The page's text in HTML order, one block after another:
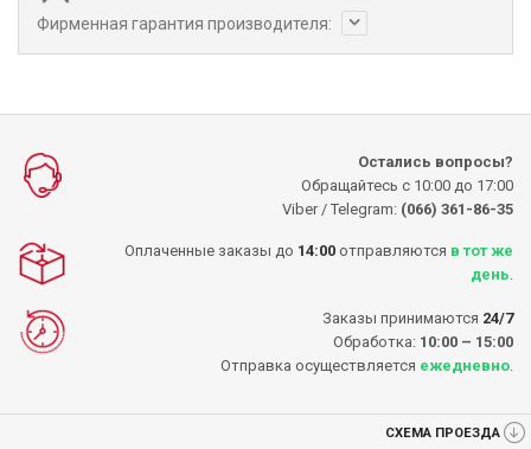
Фирменная гарантия производителя:
Остались вопросы?
Обращайтесь с 10:00 до 17:00
Viber / Telegram: (066) 361-86-35
Оплаченные заказы до 14:00 отправляются в тот же
день
Заказы принимаются 24/7
Обработка: 10:00 – 15:00
Отправка осуществляется ежедневно
СХЕМА ПРОЕЗДА